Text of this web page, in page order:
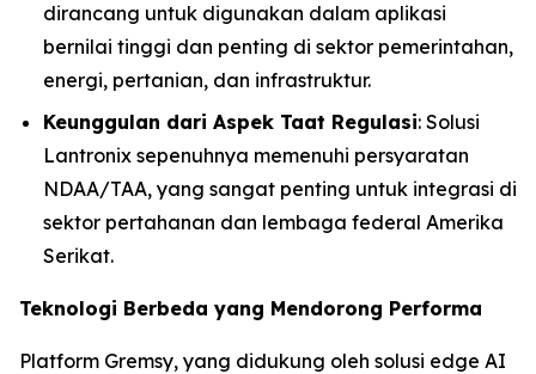
dirancang untuk digunakan dalam aplikasi
bernilai tinggi dan penting di sektor pemerintahan,
energi, pertanian, dan infrastruktur.
Keunggulan dari Aspek Taat Regulasi: Solusi
Lantronix sepenuhnya memenuhi persyaratan
NDAA/TAA, yang sangat penting untuk integrasi di
sektor pertahanan dan lembaga federal Amerika
Serikat.
Teknologi Berbeda yang Mendorong Performa
Platform Gremsy, yang didukung oleh solusi edge AI